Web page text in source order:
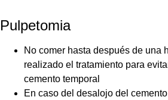
Pulpetomia
No comer hasta después de una
realizado el tratamiento para
cemento temporal
En caso del desalojo del